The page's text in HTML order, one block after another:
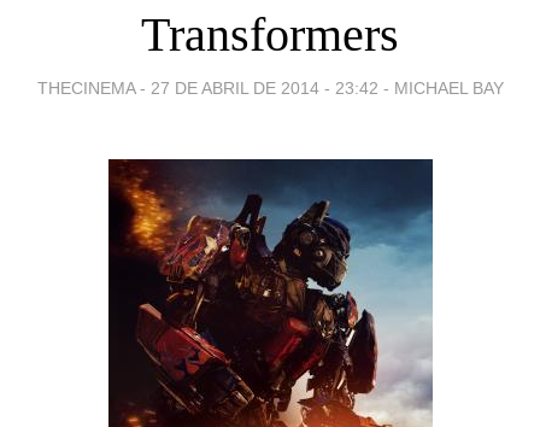
Transformers
THECINEMA - 27 DE ABRIL DE 2014 - 23:42 - MICHAEL BAY